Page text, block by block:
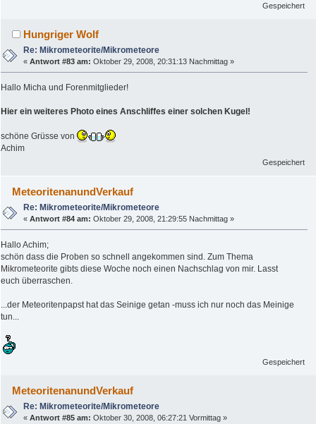
Gespeichert
Hungriger Wolf
Re: Mikrometeorite/Mikrometeore
«Antwort #83 am: Oktober 29, 2008, 20:31:13 Nachmittag »
Hallo Micha und Forenmitglieder!
Hier ein weiteres Photo eines Anschliffes einer solchen Kugel!
schöne Grüsse von
Achim
Gespeichert
MeteoritenanundVerkauf
Re: Mikrometeorite/Mikrometeore
«Antwort #84 am: Oktober 29, 2008, 21:29:55 Nachmittag »
Hallo Achim;
schön dass die Proben so schnell angekommen sind. Zum Thema
Mikrometeorite gibts diese Woche noch einen Nachschlag von mir. Lasst
euch überraschen.
...der Meteoritenpapst hat das Seinige getan -muss ich nur noch das Meinige
tun...
Gespeichert
MeteoritenanundVerkauf
Re: Mikrometeorite/Mikrometeore
«Antwort #85 am: Oktober 30, 2008, 06:27:21 Vormittag »